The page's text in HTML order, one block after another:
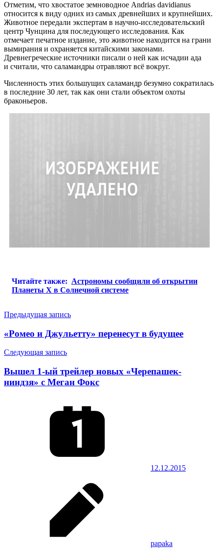
Отметим, что хвостатое земноводное Andrias davidianus
относится к виду одних из самых древнейших и крупнейших.
Животное передали экспертам в научно-исследовательский
центр Чунцина для последующего исследования. Как
отмечает печатное издание, это животное находится на грани
вымирания и охраняется китайскими законами.
Древнегреческие источники писали о ней как исчадии ада
и считали, что саламандры отравляют всё вокруг.
Численность этих большущих саламандр безумно сократилась
в последние 30 лет, так как они стали объектом охоты
браконьеров.
Читайте также: Астрономы сообщили об открытии
Планеты X в Солнечной системе
Навигация
по
записям
Предыдущая запись
«Ромео и Джульетту» перенесут в будущее
Следующая запись
Вышел 1-ый трейлер новых «Черепашек-
ниндзя» с Меган Фокс
12.12.2015
papaka